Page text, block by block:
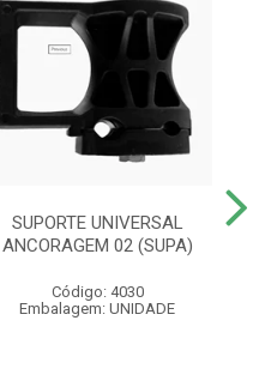
SUPORTE UNIVERSAL
ANCORAGEM 02 (SUPA)
Código: 4030
Embalagem: UNIDADE